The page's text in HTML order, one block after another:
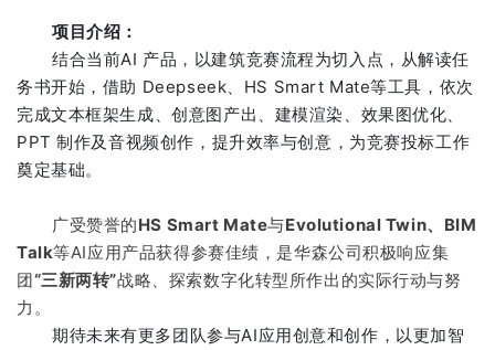
项目介绍：
结合当前AI 产品，以建筑竞赛流程为切入点，从解读任
务书开始，借助 Deepseek、HS Smart Mate等工具，依次
完成文本框架生成、创意图产出、建模渲染、效果图优化、
PPT 制作及音视频创作，提升效率与创意，为竞赛投标工作
奠定基础。
广受赞誉的HS Smart Mate与Evolutional Twin、BIM
Talk等AI应用产品获得参赛佳绩，是华森公司积极响应集
团“三新两转”战略、探索数字化转型所作出的实际行动与努
力。
期待未来有更多团队参与AI应用创意和创作，以更加智